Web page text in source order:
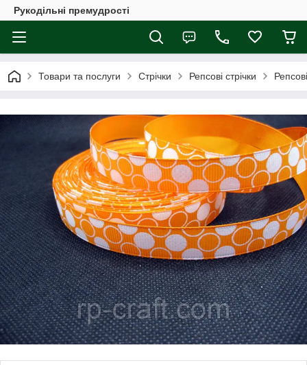
Рукодільні премудрості
Товари та послуги Стрічки Репсові стрічки